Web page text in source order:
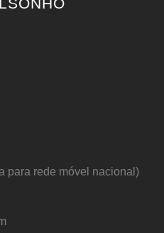
para rede móvel nacional)